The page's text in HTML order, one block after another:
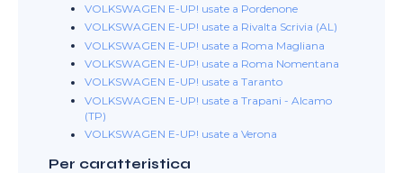
VOLKSWAGEN E-UP! usate a Pordenone
VOLKSWAGEN E-UP! usate a Rivalta Scrivia (AL)
VOLKSWAGEN E-UP! usate a Roma Magliana
VOLKSWAGEN E-UP! usate a Roma Nomentana
VOLKSWAGEN E-UP! usate a Taranto
VOLKSWAGEN E-UP! usate a Trapani - Alcamo
(TP)
VOLKSWAGEN E-UP! usate a Verona
Per caratteristica